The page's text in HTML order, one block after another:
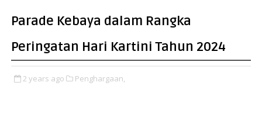
Parade Kebaya dalam Rangka
Peringatan Hari Kartini Tahun 2024
2 years ago Penghargaan,